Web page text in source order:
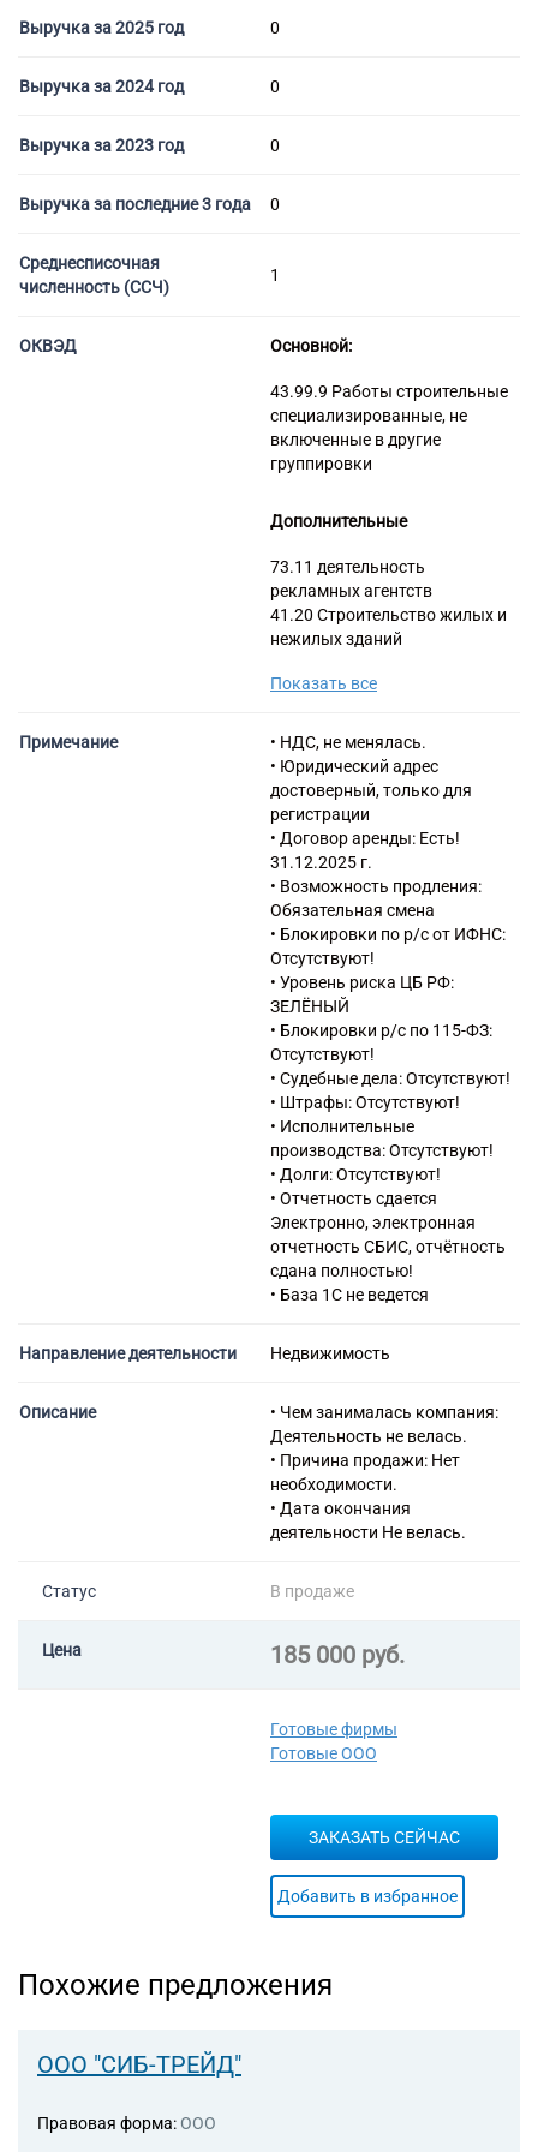
Выручка за 2025 год 0
Выручка за 2024 год 0
Выручка за 2023 год 0
Выручка за последние 3 года 0
Среднесписочная
численность (ССЧ)
1
ОКВЭД Основной:
43.99.9 Работы строительные
специализированные, не
включенные в другие
группировки
Дополнительные
73.11 деятельность
рекламных агентств
41.20 Строительство жилых и
нежилых зданий
неспециализированная
строительных металлических
конструкций, изделий и их
частей
43.22 Производство
санитарно-технических работ,
монтаж отопительных систем
и систем кондиционирования
воздуха
43.29 Производство прочих
строительно-монтажных
работ
43.31 Производство
штукатурных работ
43.32 Работы столярные и
плотничные
45.31 Торговля оптовая
автомобильными деталями,
узлами и принадлежностями
46.12 Деятельность агентов
по оптовой торговле
топливом, рудами, металлами
и химическими веществами
46.13 Деятельность агентов
по оптовой торговле
46.69 Торговля оптовая
оборудованием
52.24 Транспортная
обработка грузов
52.29 Деятельность
вспомогательная прочая,
связанная с перевозками
77.32 Аренда и лизинг
оборудования
78.10 Деятельность агентств
81.21 Деятельность по общей
уборке зданий
82.92 Деятельность по
Показать все
Примечание
• НДС, не менялась.
• Юридический адрес
достоверный, только для
регистрации
• Договор аренды: Есть!
31.12.2025 г.
• Возможность продления:
Обязательная смена
• Блокировки по р/с от ИФНС:
Отсутствуют!
• Уровень риска ЦБ РФ:
ЗЕЛЁНЫЙ
• Блокировки р/с по 115-ФЗ:
Отсутствуют!
• Судебные дела: Отсутствуют!
• Штрафы: Отсутствуют!
• Исполнительные
производства: Отсутствуют!
• Долги: Отсутствуют!
• Отчетность сдается
Электронно, электронная
отчетность СБИС, отчётность
сдана полностью!
• База 1С не ведется
Направление деятельности Недвижимость
Описание
• Чем занималась компания:
Деятельность не велась.
• Причина продажи: Нет
необходимости.
• Дата окончания
деятельности Не велась.
Статус В продаже
Цена 185 000 руб.
Готовые фирмы
Готовые ООО
ЗАКАЗАТЬ СЕЙЧАС
Добавить в избранное
Похожие предложения
ООО "СИБ-ТРЕЙД"
Правовая форма: ООО